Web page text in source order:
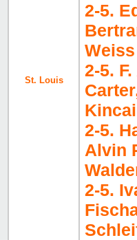
St. Louis
2-5.
Weiss
2-5.
2-5.
Alvin
2-5.